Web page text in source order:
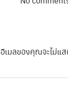
อีเมลของคุณจะไม่แ